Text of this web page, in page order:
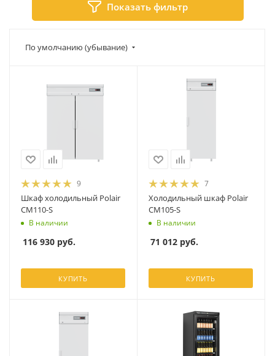
Показать фильтр
По умолчанию (убывание)
9
Шкаф холодильный Polair
CM110-S
В наличии
116 930 руб.
КУПИТЬ
7
Холодильный шкаф Polair
CM105-S
В наличии
71 012 руб.
КУПИТЬ